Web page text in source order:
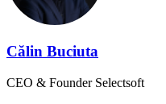
Călin Buciuta
CEO & Founder Selectsoft